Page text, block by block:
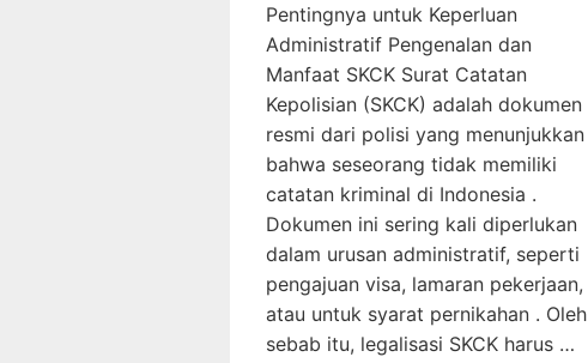
Pentingnya untuk Keperluan
Administratif Pengenalan dan
Manfaat SKCK Surat Catatan
Kepolisian (SKCK) adalah dokumen
resmi dari polisi yang menunjukkan
bahwa seseorang tidak memiliki
catatan kriminal di Indonesia .
Dokumen ini sering kali diperlukan
dalam urusan administratif, seperti
pengajuan visa, lamaran pekerjaan,
atau untuk syarat pernikahan . Oleh
sebab itu, legalisasi SKCK harus …